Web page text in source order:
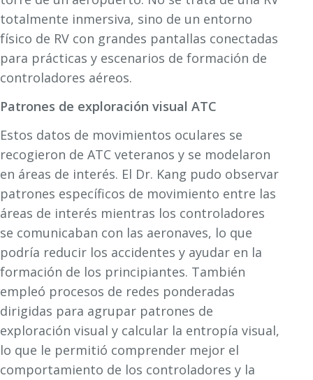
totalmente inmersiva, sino de un entorno
físico de RV con grandes pantallas conectadas
para prácticas y escenarios de formación de
controladores aéreos.
Patrones de exploración visual ATC
Estos datos de movimientos oculares se
recogieron de ATC veteranos y se modelaron
en áreas de interés. El Dr. Kang pudo observar
patrones específicos de movimiento entre las
áreas de interés mientras los controladores
se comunicaban con las aeronaves, lo que
podría reducir los accidentes y ayudar en la
formación de los principiantes. También
empleó procesos de redes ponderadas
dirigidas para agrupar patrones de
exploración visual y calcular la entropía visual,
lo que le permitió comprender mejor el
comportamiento de los controladores y la